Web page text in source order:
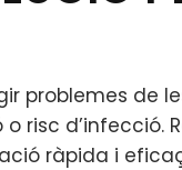
problemes de
risc d’infecció.
ràpida i